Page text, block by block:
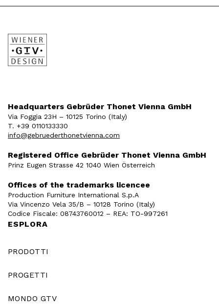
Headquarters Gebrüder Thonet Vienna GmbH
Via Foggia 23H – 10125 Torino (Italy)
T. +39 0110133330
info@gebruederthonetvienna.com
Registered Office Gebrüder Thonet Vienna GmbH
Prinz Eugen Strasse 42 1040 Wien Österreich
Offices of the trademarks licencee
Production Furniture International S.p.A
Via Vincenzo Vela 35/B – 10128 Torino (Italy)
Codice Fiscale: 08743760012 – REA: TO-997261
ESPLORA
PRODOTTI
PROGETTI
MONDO GTV